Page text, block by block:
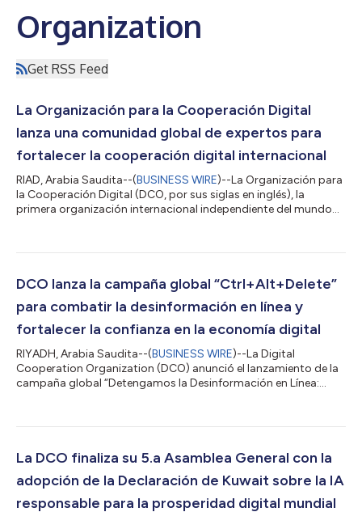
Organization
Get RSS Feed
La Organización para la Cooperación Digital
lanza una comunidad global de expertos para
fortalecer la cooperación digital internacional
RIAD, Arabia Saudita--(BUSINESS WIRE)--La Organización para
la Cooperación Digital (DCO, por sus siglas en inglés), la
primera organización internacional independiente del mundo
Expert Community (GEC), una nueva plataforma destinada a
internacional en torno a iniciativas de alto impacto en los
Estados miembros de l...
DCO lanza la campaña global “Ctrl+Alt+Delete”
para combatir la desinformación en línea y
fortalecer la confianza en la economía digital
RIYADH, Arabia Saudita--(BUSINESS WIRE)--La Digital
Cooperation Organization (DCO) anunció el lanzamiento de la
campaña global “Detengamos la Desinformación en Línea:
organización hizo un llamado a la acción coordinada de
plataformas digitales. La campaña representa la culminación
La DCO finaliza su 5.a Asamblea General con la
adopción de la Declaración de Kuwait sobre la IA
responsable para la prosperidad digital mundial